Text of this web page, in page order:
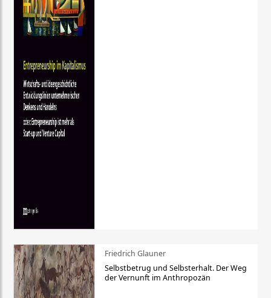
Friedrich Glauner
Selbstbetrug und Selbsterhalt. Der Weg
der Vernunft im Anthropozän